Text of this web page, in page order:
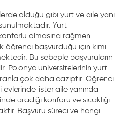
olduğu gibi yurt ve aile yanı
Yurt
olmasına rağmen
öğrenci başvurduğu için kimi
Bu sebeple başvuruların
Polonya üniversitelerinin yurt
çok daha caziptir. Öğrenci
ister aile yanında
aradığı konforu ve sıcaklığı
Başvuru süreci ve hangi